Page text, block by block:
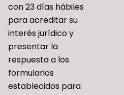
con 23 días hábiles
para acreditar su
interés jurídico y
presentar la
respuesta a los
formularios
establecidos para